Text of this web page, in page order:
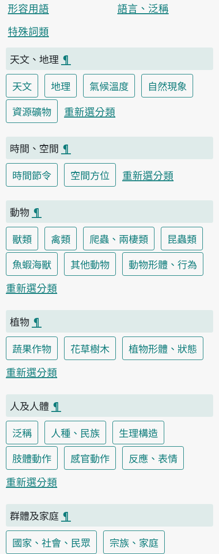
形容用語
語言、泛稱
特殊詞類
天文、地理 ¶
天文
地理 氣候溫度
自然現象
資源礦物
重新選分類
時間、空間 ¶
時間節令
空間方位 重新選分類
動物 ¶
獸類
禽類 爬蟲、兩棲類
昆蟲類
魚蝦海獸
其他動物
動物形體、行為
重新選分類
植物 ¶
蔬果作物
花草樹木
植物形體、狀態
重新選分類
人及人體 ¶
泛稱
人種、民族
生理構造
肢體動作
感官動作
反應、表情
重新選分類
群體及家庭 ¶
國家、社會、民眾
宗族、家庭